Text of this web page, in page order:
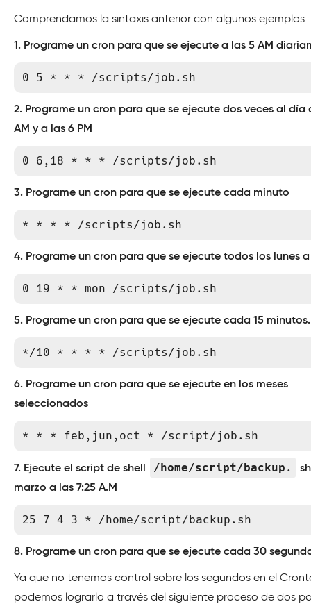
Comprendamos la sintaxis anterior con algunos ejemplos
1. Programe un cron para que se ejecute a las 5 AM
0 5 * * * /scripts/job.sh
2. Programe un cron para que se ejecute dos veces al día
AM y a las 6 PM
0 6,18 * * * /scripts/job.sh
3. Programe un cron para que se ejecute cada minuto
* * * * /scripts/job.sh
4. Programe un cron para que se ejecute todos los lunes a
0 19 * * mon /scripts/job.sh
5. Programe un cron para que se ejecute cada 15 minutos.
*/10 * * * * /scripts/job.sh
6. Programe un cron para que se ejecute en los meses
seleccionados
* * * feb,jun,oct * /script/job.sh
7. Ejecute el script de shell /home/script/backup.
marzo a las 7:25 A.M
25 7 4 3 * /home/script/backup.sh
8. Programe un cron para que se ejecute cada 30
Ya que no tenemos control sobre los segundos en el
podemos lograrlo a través del siguiente proceso de dos